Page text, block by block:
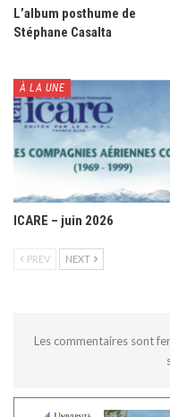
L’album posthume de
Stéphane Casalta
À LA UNE
ICARE – juin 2026
PREV NEXT
Les commentaires sont